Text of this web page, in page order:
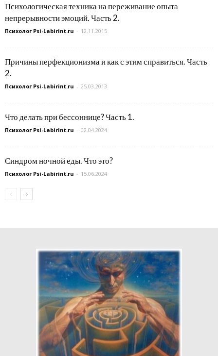
Психологическая техника на переживание опыта
непрерывности эмоций. Часть 2.
Психолог Psi-Labirint.ru - 12.11.2015
Причины перфекционизма и как с этим справиться. Часть
2.
Психолог Psi-Labirint.ru - 25.03.2013
Что делать при бессоннице? Часть 1.
Психолог Psi-Labirint.ru - 02.04.2024
Синдром ночной еды. Что это?
Психолог Psi-Labirint.ru - 15.06.2024